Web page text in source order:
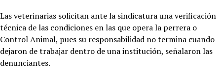
Las veterinarias solicitan ante la sindicatura una verificación
técnica de las condiciones en las que opera la perrera o
Control Animal, pues su responsabilidad no termina cuando
dejaron de trabajar dentro de una institución, señalaron las
denunciantes.